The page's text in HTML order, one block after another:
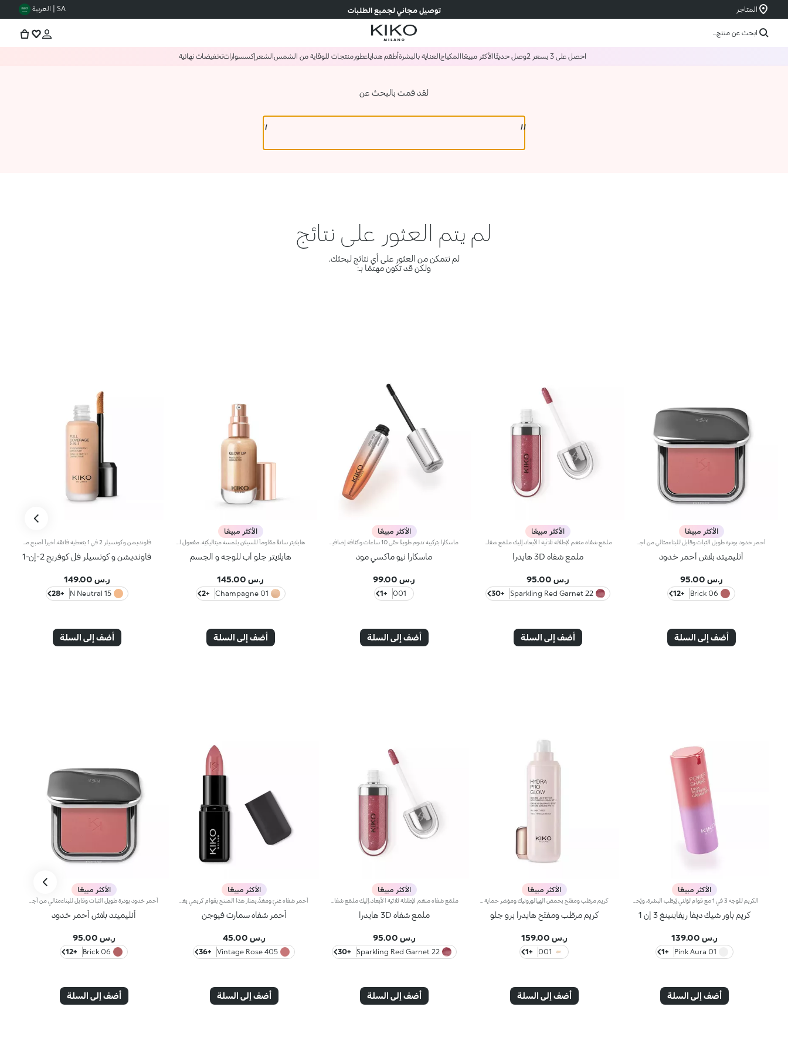
توصيل مجاني لجميع الطلبات المتاجر SA | العربية
ابحث عن منتج...
احصل على 3 بسعر 2 وصل حديثًاالأكثر مبيعًاالمكياجالعناية بالبشرةأطقم هداياعطورمنتجات للوقاية من الشمسالشعر إكسسواراتتخفيضات نهائية
لقد قمت بالبحث عن
لم يتم العثور على نتائج
لم نتمكن من العثور على أي نتائج لبحثك.
ولكن قد تكون مهتمًا بـ:
الأكثر مبيعًا
أنليميتد بلاش أحمر خدود
ر.س 95.00
06 Brick
+12
أضف إلى السلة
الأكثر مبيعًا
ملمع شفاه 3D هايدرا
ر.س 95.00
22 Sparkling Red Garnet
+30
أضف إلى السلة
الأكثر مبيعًا
ماسكارا نيو ماكسي مود
ر.س 99.00
001
+1
أضف إلى السلة
الأكثر مبيعًا
هايلايتر جلو أب للوجه و الجسم
ر.س 145.00
01 Champagne
+2
أضف إلى السلة
فاونديشن و كونسيلر فل كوفريج 2-إن-1
ر.س 149.00
15 N Neutral
+28
أضف إلى السلة
الأكثر مبيعًا
كريم باور شيك ديفا ريفاينينغ 3 إن 1
ر.س 139.00
01 Pink Aura
+1
أضف إلى السلة
الأكثر مبيعًا
كريم مرطّب ومفتّح هايدرا برو جلو
ر.س 159.00
001
+1
أضف إلى السلة
الأكثر مبيعًا
ملمع شفاه 3D هايدرا
ر.س 95.00
22 Sparkling Red Garnet
+30
أضف إلى السلة
الأكثر مبيعًا
أحمر شفاه سمارت فيوجن
ر.س 45.00
405 Vintage Rose
+36
أضف إلى السلة
الأكثر مبيعًا
أنليميتد بلاش أحمر خدود
ر.س 95.00
06 Brick
+12
أضف إلى السلة